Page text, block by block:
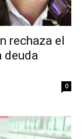
rechaza el
deuda
0